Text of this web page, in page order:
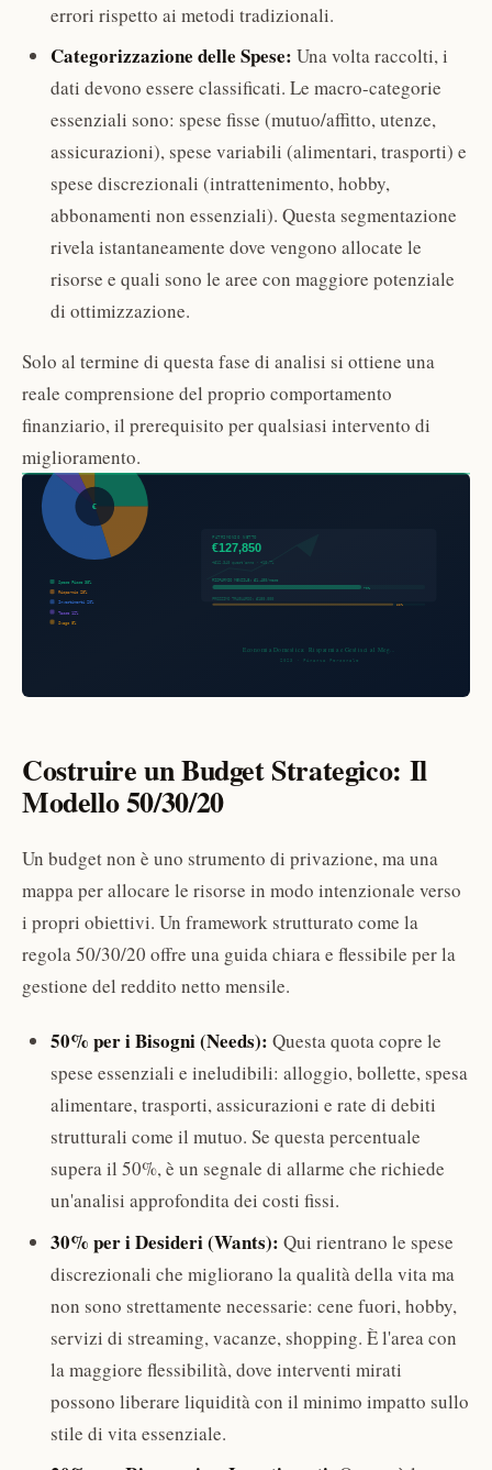
errori rispetto ai metodi tradizionali.
Categorizzazione delle Spese: Una volta raccolti, i
dati devono essere classificati. Le macro-categorie
essenziali sono: spese fisse (mutuo/affitto, utenze,
assicurazioni), spese variabili (alimentari, trasporti) e
spese discrezionali (intrattenimento, hobby,
abbonamenti non essenziali). Questa segmentazione
rivela istantaneamente dove vengono allocate le
risorse e quali sono le aree con maggiore potenziale
di ottimizzazione.
Solo al termine di questa fase di analisi si ottiene una
reale comprensione del proprio comportamento
finanziario, il prerequisito per qualsiasi intervento di
miglioramento.
Costruire un Budget Strategico: Il
Modello 50/30/20
Un budget non è uno strumento di privazione, ma una
mappa per allocare le risorse in modo intenzionale verso
i propri obiettivi. Un framework strutturato come la
regola 50/30/20 offre una guida chiara e flessibile per la
gestione del reddito netto mensile.
50% per i Bisogni (Needs): Questa quota copre le
spese essenziali e ineludibili: alloggio, bollette, spesa
alimentare, trasporti, assicurazioni e rate di debiti
strutturali come il mutuo. Se questa percentuale
supera il 50%, è un segnale di allarme che richiede
un'analisi approfondita dei costi fissi.
30% per i Desideri (Wants): Qui rientrano le spese
discrezionali che migliorano la qualità della vita ma
non sono strettamente necessarie: cene fuori, hobby,
servizi di streaming, vacanze, shopping. È l'area con
la maggiore flessibilità, dove interventi mirati
possono liberare liquidità con il minimo impatto sullo
stile di vita essenziale.